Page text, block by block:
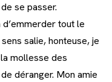
se passer.
d’emmerder tout le
salie, honteuse, je
mollesse des
déranger. Mon amie